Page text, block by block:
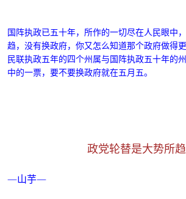
国阵执政已五十年，所作的一切尽在人民眼中，
趋， 没有换政府，你又怎么知道那个政府做得
民联执政五年的四个州属与国阵执政五十年的
中的一票，要不要换政府就在五月五。
政党轮替是大势所趋
—山芋—